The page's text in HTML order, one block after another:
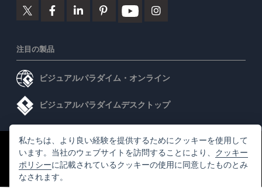
注目の製品
ビジュアルパラダイム・オンライン
ビジュアルパラダイムデスクトップ
©2026 by Visual Paradigm. 全ての権利を有する
利用規約
AI Policy
プライバシーポリシー
私たちは、より良い経験を提供するためにクッキーを使用して
います。当社のウェブサイトを訪問することにより、 クッキー
ポリシーに記載されているクッキーの使用に同意したものとみ
なされます。